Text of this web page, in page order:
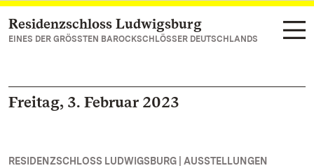
Zum Hauptinhalt springen
Residenzschloss Ludwigsburg
EINES DER GRÖSSTEN BAROCKSCHLÖSSER DEUTSCHLANDS
Freitag, 3. Februar 2023
RESIDENZSCHLOSS LUDWIGSBURG | AUSSTELLUNGEN